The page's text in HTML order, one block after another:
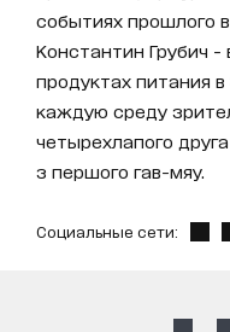
событиях прошлого в
Константин Грубич
продуктах питания
каждую среду
четырехлапого
з першого гав-мяу.
Социальные сети: